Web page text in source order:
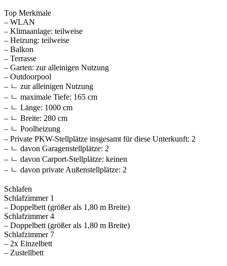
Top Merkmale
– WLAN
– Klimaanlage: teilweise
– Heizung: teilweise
– Balkon
– Terrasse
– Garten: zur alleinigen Nutzung
– Outdoorpool
– ㄴ zur alleinigen Nutzung
– ㄴ maximale Tiefe: 165 cm
– ㄴ Länge: 1000 cm
– ㄴ Breite: 280 cm
– ㄴ Poolheizung
– Private PKW-Stellplätze insgesamt für diese Unterkunft: 2
– ㄴ davon Garagenstellplätze: 2
– ㄴ davon Carport-Stellplätze: keinen
– ㄴ davon private Außen­stellplätze: 2
Schlafen
Schlafzimmer 1
– Doppelbett (größer als 1,80 m Breite)
Schlafzimmer 4
– Doppelbett (größer als 1,80 m Breite)
Schlafzimmer 7
– 2x Einzelbett
– Zustellbett